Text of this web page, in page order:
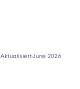
AktualisiertJune 2026